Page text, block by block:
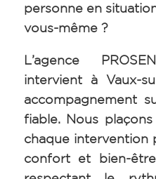
personne en
vous-même ?
L’agence
intervient à Vaux-
accompagnement
fiable. Nous
chaque intervention
confort et bien-